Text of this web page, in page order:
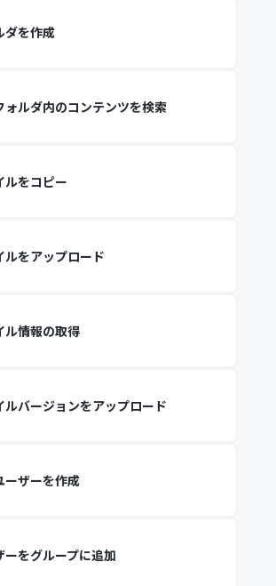
ダを作成
ォルダ内のコンテンツを検索
ルをコピー
ルをアップロード
ル情報の取得
ルバージョンをアップロード
ーザーを作成
ーをグループに追加